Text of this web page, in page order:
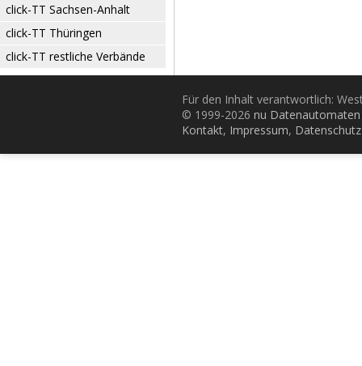
click-TT Sachsen-Anhalt
click-TT Thüringen
click-TT restliche Verbände
Für den Inhalt verantwortlich:
© 1999-2026 nu
Kontakt, Impressum, Datenschutz